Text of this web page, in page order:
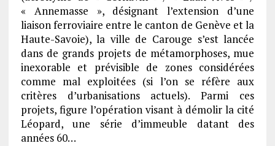
« Annemasse », désignant l’extension d’une
liaison ferroviaire entre le canton de Genève et la
Haute-Savoie), la ville de Carouge s’est lancée
dans de grands projets de métamorphoses, mue
inexorable et prévisible de zones considérées
comme mal exploitées (si l’on se réfère aux
critères d’urbanisations actuels).Parmi ces
projets, figure l’opération visant à démolir la cité
Léopard, une série d’immeuble datant des
années 60…